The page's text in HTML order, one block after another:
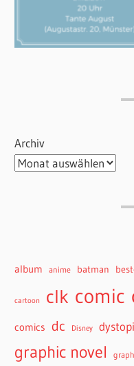
Archiv
album anime batman
cartoon clk comic
comics dc Disney
graphic novel